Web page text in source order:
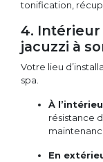
tonification,
4. Intérieur
jacuzzi à
Votre lieu
spa.
À
résistance
En